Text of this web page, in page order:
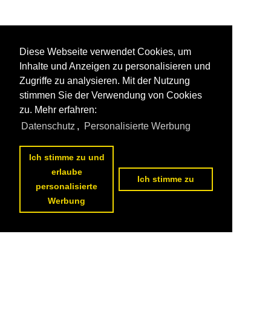
Diese Webseite verwendet Cookies, um
Inhalte und Anzeigen zu personalisieren und
Zugriffe zu analysieren. Mit der Nutzung
stimmen Sie der Verwendung von Cookies
zu. Mehr erfahren:
Datenschutz , Personalisierte Werbung
Ich stimme zu und
erlaube
personalisierte
Werbung
Ich stimme zu